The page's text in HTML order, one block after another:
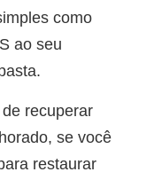
como
ao seu
recuperar
se você
restaurar